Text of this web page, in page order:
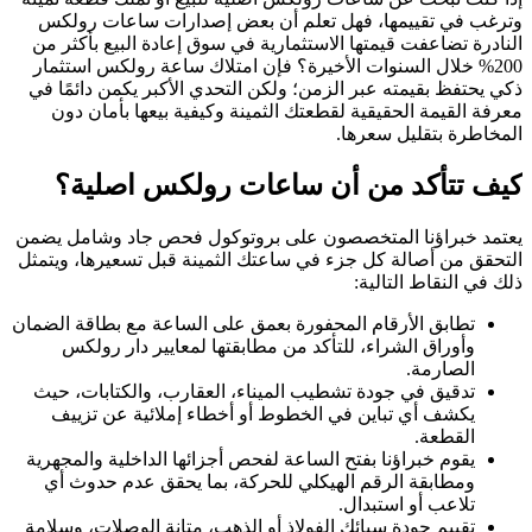
وترغب في تقييمها، فهل تعلم أن بعض إصدارات ساعات رولكس
النادرة تضاعفت قيمتها الاستثمارية في سوق إعادة البيع بأكثر من
200% خلال السنوات الأخيرة؟ فإن امتلاك ساعة رولكس استثمار
ذكي يحتفظ بقيمته عبر الزمن؛ ولكن التحدي الأكبر يكمن دائمًا في
معرفة القيمة الحقيقية لقطعتك الثمينة وكيفية بيعها بأمان دون
المخاطرة بتقليل سعرها.
كيف تتأكد من أن ساعات رولکس اصلية؟
يعتمد خبراؤنا المتخصصون على بروتوكول فحص جاد وشامل يضمن
التحقق من أصالة كل جزء في ساعتك الثمينة قبل تسعيرها، ويتمثل
ذلك في النقاط التالية:
تطابق الأرقام المحفورة بعمق على الساعة مع بطاقة الضمان
وأوراق الشراء، للتأكد من مطابقتها لمعايير دار رولكس
الصارمة.
تدقيق في جودة تشطيب الميناء، العقارب، والكتابات، حيث
يكشف أي تباين في الخطوط أو أخطاء إملائية عن تزييف
القطعة.
يقوم خبراؤنا بفتح الساعة لفحص أجزائها الداخلية والمجهرية
ومطابقة الرقم الهيكلي للحركة، بما يحقق عدم حدوث أي
تلاعب أو استبدال.
تقييم جودة سبائك الفولاذ أو الذهب، متانة الوصلات، وسلامة